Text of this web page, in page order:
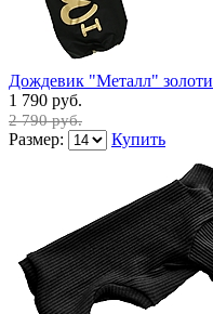
Дождевик "Металл"
1 790 руб.
2 790 руб.
Размер: Купить